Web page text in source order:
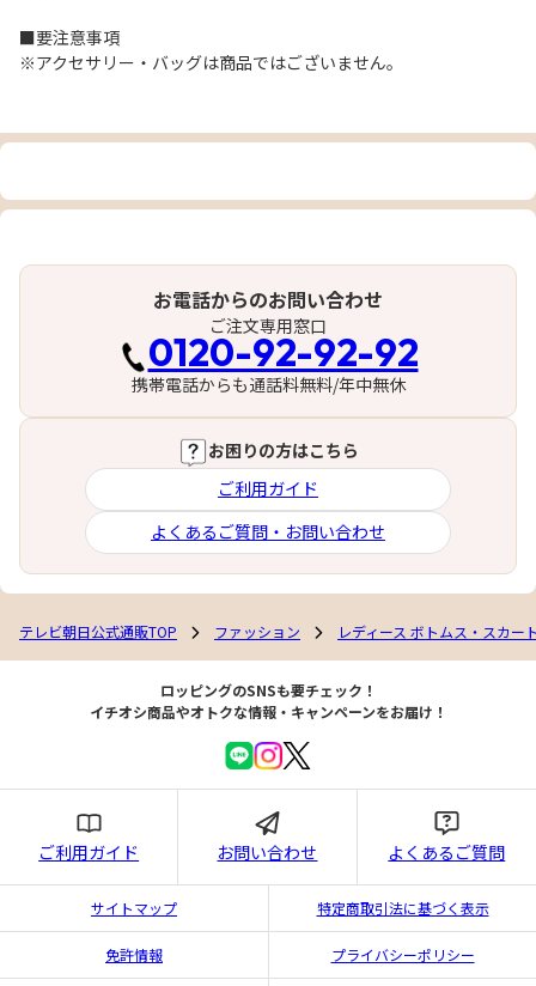
■要注意事項
※アクセサリー・バッグは商品ではございません。
お電話からのお問い合わせ
ご注文専用窓口
0120-92-92-92
携帯電話からも通話料無料/年中無休
お困りの方はこちら
ご利用ガイド
よくあるご質問・お問い合わせ
テレビ朝日公式通販TOP ファッション レディース ボトムス・スカー
ロッピングのSNSも要チェック！
イチオシ商品やオトクな情報・キャンペーンをお届け！
ご利用ガイド お問い合わせ よくあるご質問
サイトマップ 特定商取引法に基づく表示
免許情報 プライバシーポリシー